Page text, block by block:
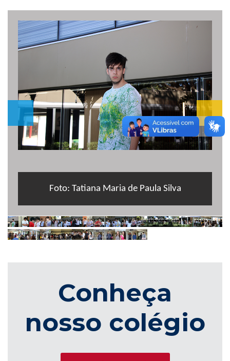
Foto: Tatiana Maria de Paula Silva
Conheça
nosso colégio